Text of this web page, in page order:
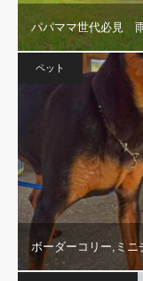
パパママ世代必見
ペット
ボーダーコリー,ミニ